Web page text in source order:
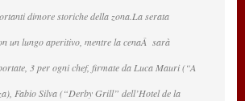
dimore storiche della zona.La serata
un lungo aperitivo, mentre la cenaÂ sarà
3 per ogni chef, firmate da Luca Mauri (“A
Fabio Silva (“Derby Grill” dell’Hotel de la